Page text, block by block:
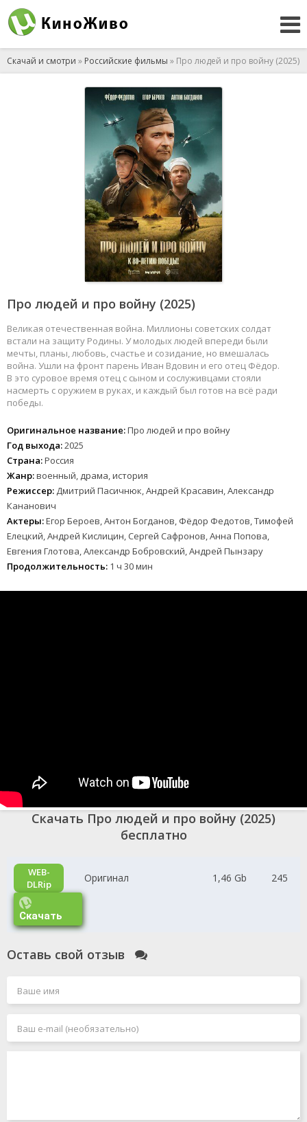
Скачай и смотри » Российские фильмы » Про людей и про войну (2025)
Про людей и про войну (2025)
Великая отечественная война. Миллионы советских солдат
встали на защиту Родины. У молодых людей впереди были
мечты, планы, любовь, счастье и созидание, но вмешалась
война. Ушли на фронт парень Иван Вдовин и его отец Фёдор.
В это суровое время отец с сыном и сослуживцами стояли
насмерть с оружием в руках, и каждый был готов на всё ради
победы.
Оригинальное название:Про людей и про войну
Год выхода:2025
Страна:Россия
Жанр:военный, драма, история
Режиссер: Дмитрий Пасичнюк, Андрей Красавин, Александр
Кананович
Актеры:Егор Бероев, Антон Богданов, Фёдор Федотов, Тимофей
Елецкий, Андрей Кислицин, Сергей Сафронов, Анна Попова,
Евгения Глотова, Александр Бобровский, Андрей Пынзару
Продолжительность: 1 ч 30 мин
Скачать Про людей и про войну (2025)
бесплатно
WEB-
DLRip
Оригинал 1,46 Gb 245
Скачать
Оставь свой отзыв